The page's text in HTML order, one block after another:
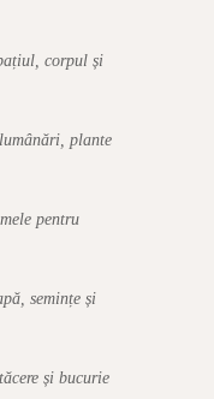
corpul și
plante
pentru
semințe și
și bucurie